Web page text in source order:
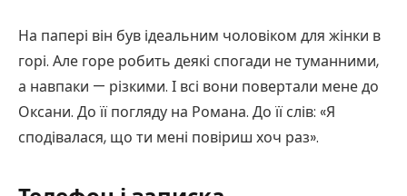
На папері він був ідеальним чоловіком для жінки в
горі. Але горе робить деякі спогади не туманними,
а навпаки — різкими. І всі вони повертали мене до
Оксани. До її погляду на Романа. До її слів: «Я
сподівалася, що ти мені повіриш хоч раз».